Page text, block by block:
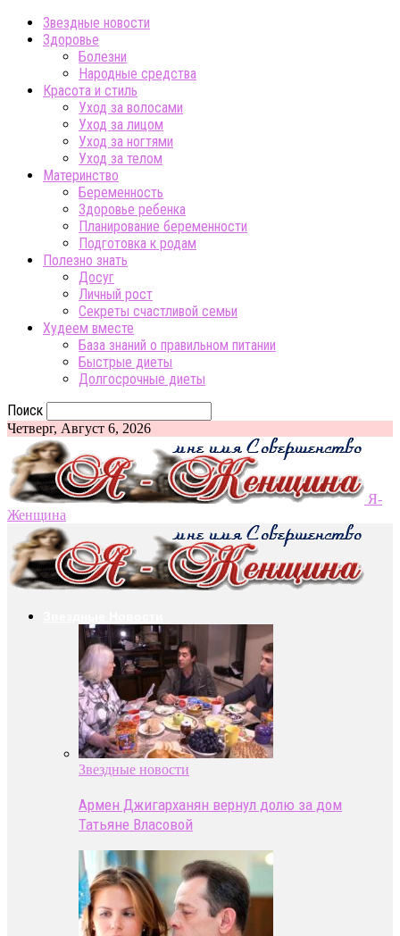
Звездные новости
Здоровье
Болезни
Народные средства
Красота и стиль
Уход за волосами
Уход за лицом
Уход за ногтями
Уход за телом
Материнство
Беременность
Здоровье ребенка
Планирование беременности
Подготовка к родам
Полезно знать
Досуг
Личный рост
Секреты счастливой семьи
Худеем вместе
База знаний о правильном питании
Быстрые диеты
Долгосрочные диеты
Поиск
Четверг, Август 6, 2026
Я-
Женщина
Звездные новости
Армен Джигарханян вернул долю за дом
Татьяне Власовой